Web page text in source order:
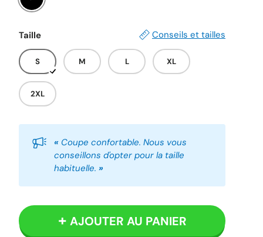
Taille Conseils et tailles
S M L XL
2XL
Noir
« Coupe confortable. Nous vous
conseillons d'opter pour la taille
habituelle. »
AJOUTER AU PANIER